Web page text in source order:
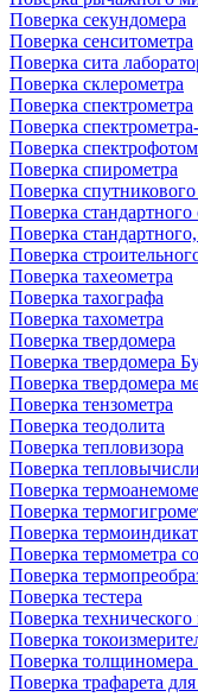
Поверка секундомера
Поверка сенситометра
Поверка сита
Поверка склерометра
Поверка спектрометра
Поверка
Поверка
Поверка спирометра
Поверка
Поверка стандартного
Поверка
Поверка
Поверка тахеометра
Поверка тахографа
Поверка тахометра
Поверка твердомера
Поверка твердомера
Поверка твердомера
Поверка тензометра
Поверка теодолита
Поверка тепловизора
Поверка
Поверка
Поверка
Поверка
Поверка термометра
Поверка
Поверка тестера
Поверка технического
Поверка
Поверка
Поверка трафарета